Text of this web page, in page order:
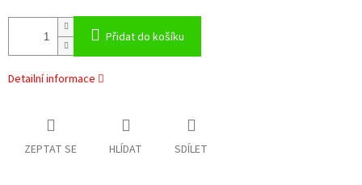
Přidat do košíku
Detailní informace
ZEPTAT SE HLÍDAT SDÍLET